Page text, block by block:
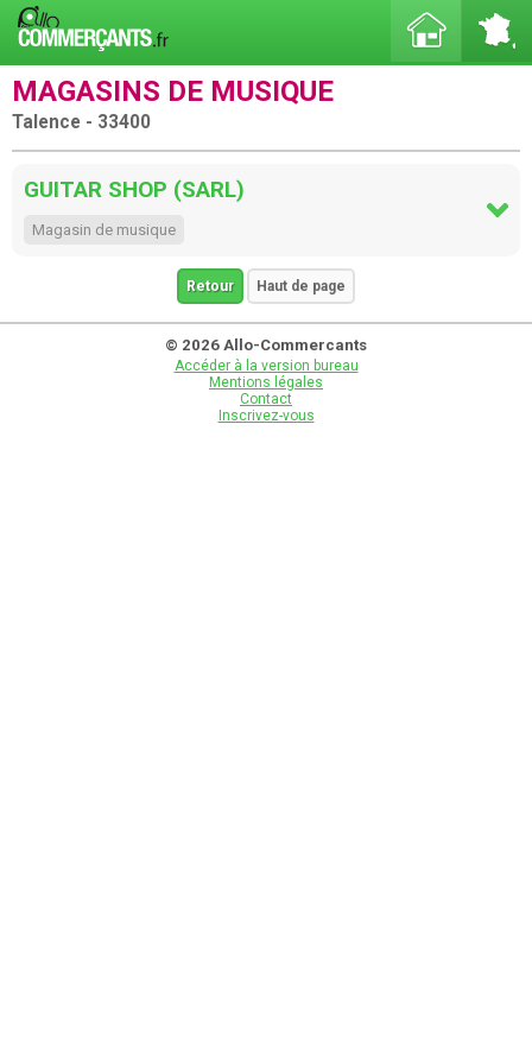
MAGASINS DE MUSIQUE
Talence - 33400
GUITAR SHOP (SARL)
Magasin de musique
Retour Haut de page
© 2026 Allo-Commercants
Accéder à la version bureau
Mentions légales
Contact
Inscrivez-vous